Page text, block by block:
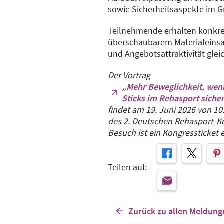
sowie Sicherheitsaspekte im
Teilnehmende erhalten
überschaubarem
und Angebotsattraktivität
Der Vortrag
„Mehr Beweglichkeit,
Sticks im Rehasport
findet am 19. Juni 2026 von
des 2. Deutschen Rehasport-
Besuch ist ein Kongressticket
Teilen auf:
Zurück zu allen